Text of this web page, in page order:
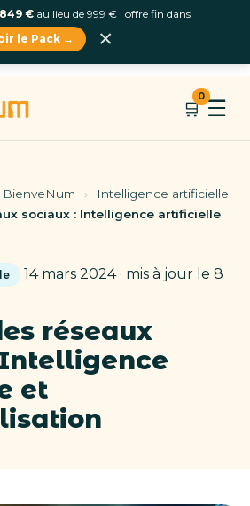
🛒
0
☰
BienveNum ›
Intelligence artificielle
sociaux : Intelligence artificielle
14 mars 2024 · mis à jour le 8
réseaux
et
€ au lieu de 999 € · offre fin dans
le Pack →
×